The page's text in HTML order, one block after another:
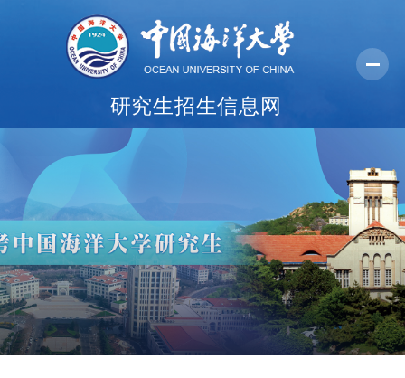
研究生招生信息网
首页
报考指南
报名系统
学院纵览